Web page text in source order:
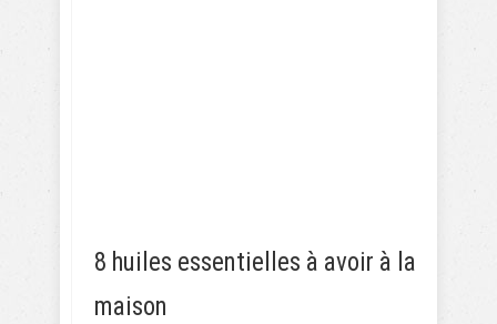
8 huiles essentielles à avoir à la
maison